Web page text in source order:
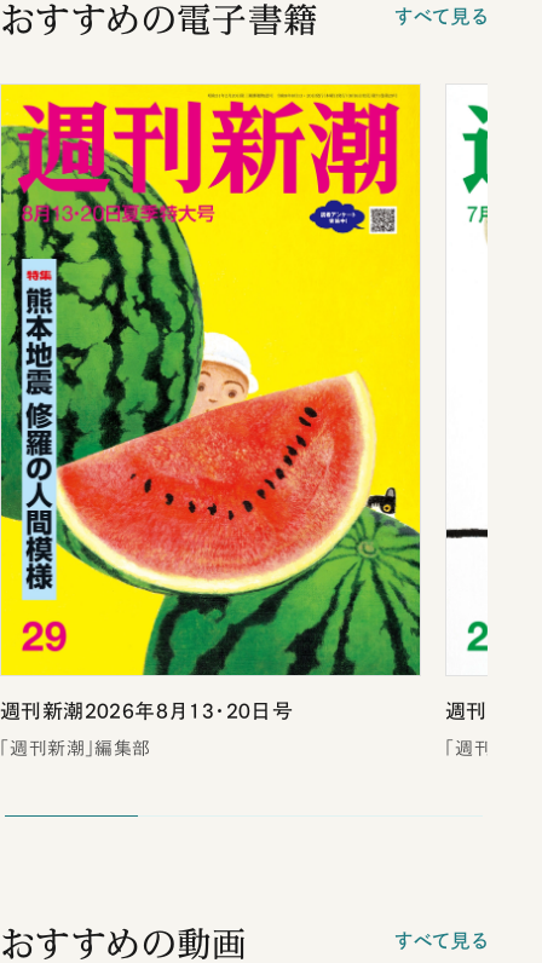
おすすめの電子書籍 すべて見る
週刊新潮2026年8月13・20日号
「週刊新潮」編集部
週刊新潮
「週刊新潮
おすすめの動画 すべて見る